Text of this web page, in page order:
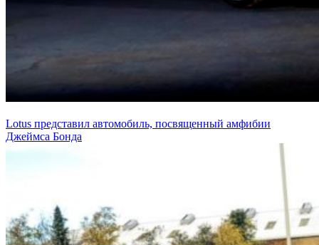
Lotus представил автомобиль, посвященный амфибии
Джеймса Бонда